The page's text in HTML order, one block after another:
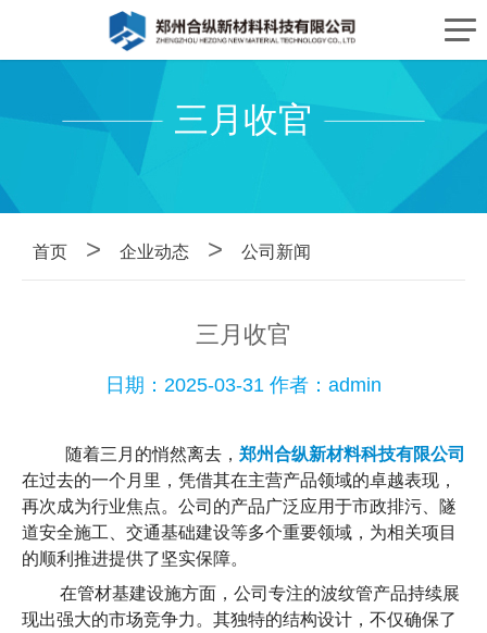
三月收官
首页 > 企业动态 > 公司新闻
三月收官
日期：2025-03-31 作者：admin
随着三月的悄然离去， 郑州合纵新材料科技有限公司
在过去的一个月里，凭借其在主营产品领域的卓越表现，
再次成为行业焦点。公司的产品广泛应用于市政排污、隧
道安全施工、交通基础建设等多个重要领域，为相关项目
的顺利推进提供了坚实保障。
现出强大的市场竞争力。其独特的结构设计，不仅确保了